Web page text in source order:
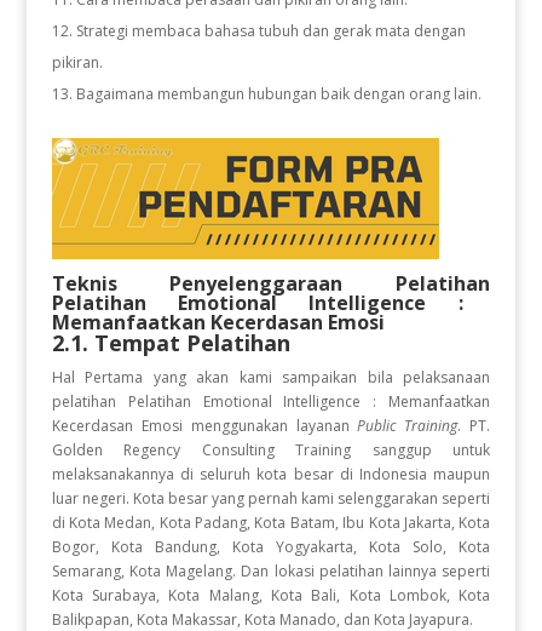
Strategi membaca bahasa tubuh dan gerak mata dengan
pikiran.
Bagaimana membangun hubungan baik dengan orang lain.
Teknis Penyelenggaraan Pelatihan
Pelatihan Emotional Intelligence :
Memanfaatkan Kecerdasan Emosi
2.1. Tempat Pelatihan
Hal Pertama yang akan kami sampaikan bila pelaksanaan
pelatihan Pelatihan Emotional Intelligence : Memanfaatkan
Kecerdasan Emosi menggunakan layananPublic Training. PT.
Golden Regency Consulting Training sanggup untuk
melaksanakannya di seluruh kota besar di Indonesia maupun
luar negeri. Kota besar yang pernah kami selenggarakan seperti
di Kota Medan, Kota Padang, Kota Batam, Ibu Kota Jakarta, Kota
Bogor, Kota Bandung, Kota Yogyakarta, Kota Solo, Kota
Semarang, Kota Magelang. Dan lokasi pelatihan lainnya seperti
Kota Surabaya, Kota Malang, Kota Bali, Kota Lombok, Kota
Balikpapan, Kota Makassar, Kota Manado, dan Kota Jayapura.